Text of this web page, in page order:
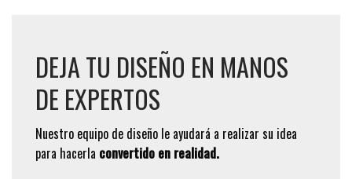
DEJA TU DISEÑO EN MANOS
DE EXPERTOS
Nuestro equipo de diseño le ayudará a realizar su idea
para hacerla convertido en realidad.